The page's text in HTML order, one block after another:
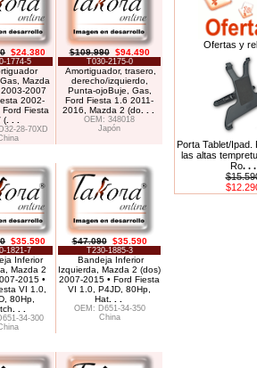
$24.380
1774-5
Mazda
2007
2002-
Ford Fiesta
(. . .
28-70XD
$109.990 $94.490
T030-2175-0
Amortiguador, trasero,
derecho/izquierdo,
Punta-ojoBuje, Gas,
Ford Fiesta 1.6 2011-
2016, Mazda 2 (do. . .
OEM: 348018
Japón
$35.590
1821-7
Inferior
Mazda 2
2015 •
VI 1.0,
80Hp,
34-300
$47.090 $35.590
T230-1885-3
Bandeja Inferior
Izquierda, Mazda 2 (dos)
2007-2015 • Ford Fiesta
VI 1.0, P4JD, 80Hp,
Hat. . .
OEM: D651-34-350
China
Ofertas y
Porta Tablet/Ipad.
las altas
Ro. . .